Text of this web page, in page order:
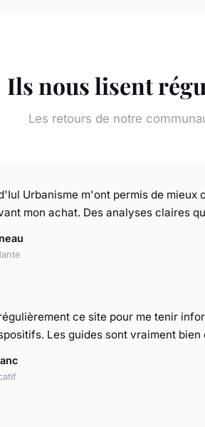
Ils nous lisent
Les retours de notre
Urbanisme m'ont permis de mieux
mon achat. Des analyses claires
ce site pour me tenir
Les guides sont vraiment